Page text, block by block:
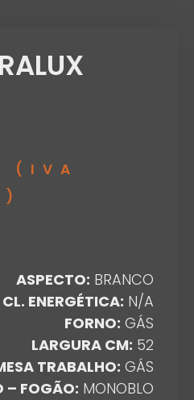
(IVA
ASPECTO: BRANCO
CL. ENERGÉTICA: N/A
FORNO: GÁS
LARGURA CM: 52
TRABALHO: GÁS
– FOGÃO: MONOBLO